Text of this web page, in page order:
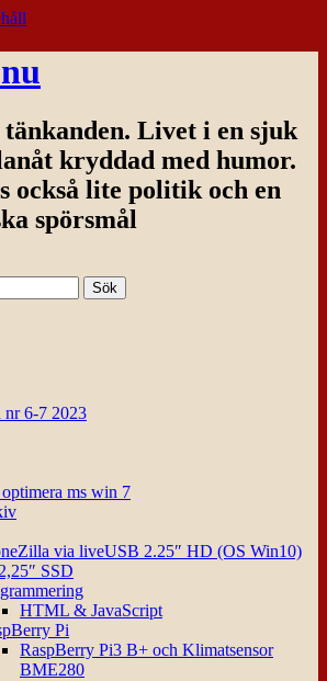
tänkanden. Livet i en sjuk
kryddad med humor.
också lite politik och en
spörsmål
nr 6-7 2023
optimera ms win 7
via liveUSB 2.25″ HD (OS Win10)
SSD
HTML & JavaScript
Pi
RaspBerry Pi3 B+ och Klimatsensor
BME280